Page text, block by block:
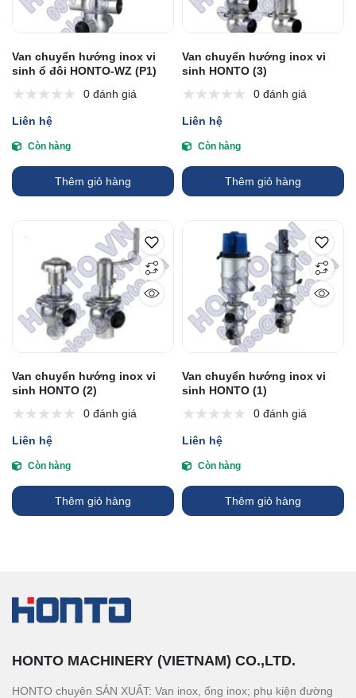
Van chuyển hướng inox vi
sinh ổ đôi HONTO-WZ (P1)
0 đánh giá
Liên hệ
Còn hàng
Thêm giỏ hàng
Van chuyển hướng inox vi
sinh HONTO (3)
0 đánh giá
Liên hệ
Còn hàng
Thêm giỏ hàng
Van chuyển hướng inox vi
sinh HONTO (2)
0 đánh giá
Liên hệ
Còn hàng
Thêm giỏ hàng
Van chuyển hướng inox vi
sinh HONTO (1)
0 đánh giá
Liên hệ
Còn hàng
Thêm giỏ hàng
HONTO MACHINERY (VIETNAM) CO.,LTD.
HONTO chuyên SẢN XUẤT: Van inox, ống inox; phụ kiện đường